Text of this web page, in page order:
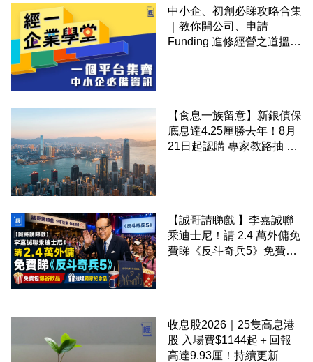
中小企、初創必睇攻略合集
｜教你開公司、申請
Funding 進修經營之道搵大
【食息一族留意】新銀債保
底息達4.25厘勝去年！8月
21日起認購 專家教路抽 20
【誠哥請睇戲 】李嘉誠聯
乘迪士尼！請 2.4 萬外傭免
費睇《反斗奇兵5》免費包
收息股2026｜25隻高息港
股 入場費$1144起＋回報
高達9.93厘！持續更新